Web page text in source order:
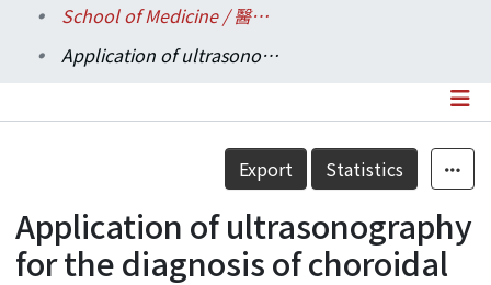
Research Outputs
Statistics
School of Medicine / 醫學系
Application of ultrasonography for the diagnosis of choroidal osteoma
Details
Export Statistics
Application of ultrasonography
for the diagnosis of choroidal